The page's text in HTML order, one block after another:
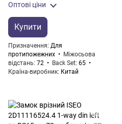
Оптові ціни
Купити
Призначення Для
протипожежних
Міжосьова
відстань 72 Back Set 65
Країна-виробник Китай